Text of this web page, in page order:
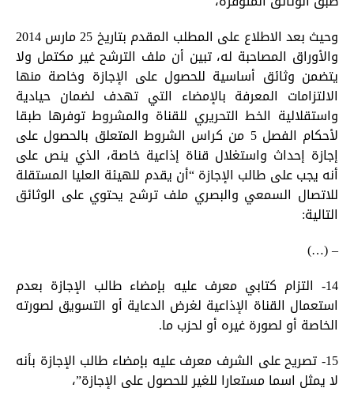
وحيث بعد الاطلاع على المطلب المقدم بتاريخ 25 مارس 2014
والأوراق المصاحبة له، تبين أن ملف الترشح غير مكتمل ولا
يتضمن وثائق أساسية للحصول على الإجازة وخاصة منها
الالتزامات المعرفة بالإمضاء التي تهدف لضمان حيادية
واستقلالية الخط التحريري للقناة والمشروط توفرها طبقا
لأحكام الفصل 5 من كراس الشروط المتعلق بالحصول على
إجازة إحداث واستغلال قناة إذاعية خاصة، الذي ينص على
أنه يجب على طالب الإجازة “أن يقدم للهيئة العليا المستقلة
للاتصال السمعي والبصري ملف ترشح يحتوي على الوثائق
التالية:
– (…)
14- التزام كتابي معرف عليه بإمضاء طالب الإجازة بعدم
استعمال القناة الإذاعية لغرض الدعاية أو التسويق لصورته
الخاصة أو لصورة غيره أو لحزب ما.
15- تصريح على الشرف معرف عليه بإمضاء طالب الإجازة بأنه
لا يمثل اسما مستعارا للغير للحصول على الإجازة”،